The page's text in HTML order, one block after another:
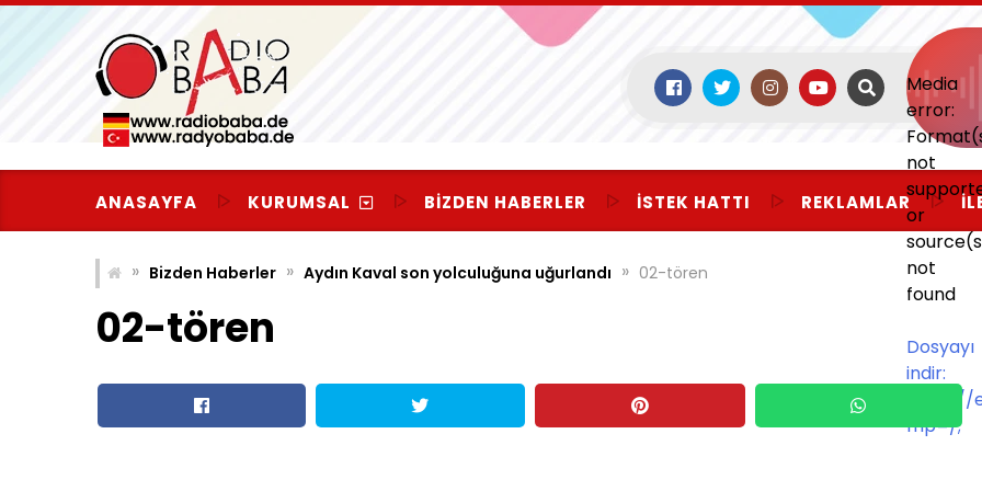
Skip
content
Media
error:
not
or
not
found
Dosyayı
indir:
mp=/;
ANASAYFA KURUMSAL BIZDEN HABERLER İSTEK HATTI REKLAMLAR
» Bizden Haberler » Aydın Kaval son yolculuğuna uğurlandı » 02-tören
02-tören